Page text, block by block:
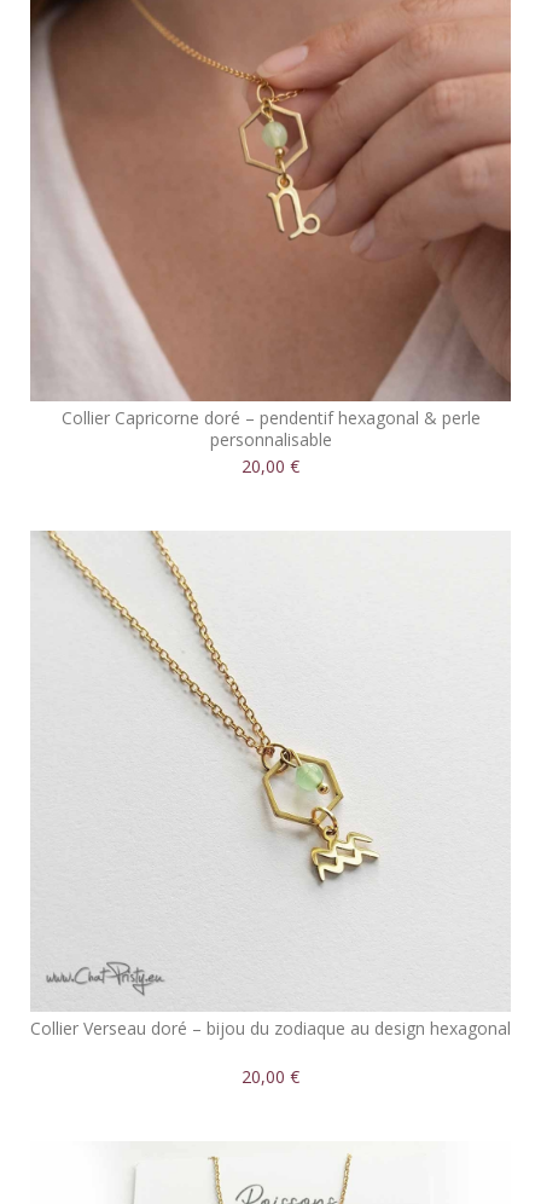
Collier Capricorne doré – pendentif hexagonal & perle
personnalisable
20,00 €
Collier Verseau doré – bijou du zodiaque au design hexagonal
20,00 €